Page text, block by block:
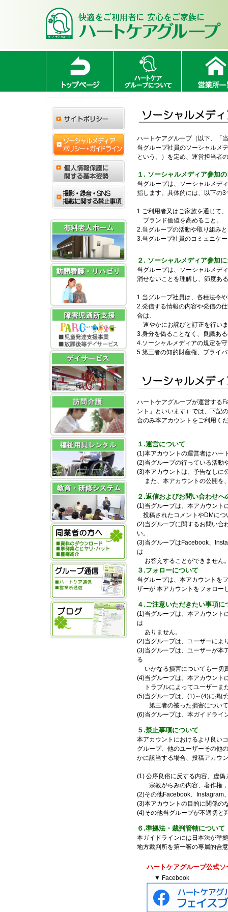
ハートケアグループ（以下、「
当グループ社員のソーシャルメ
という。）を定め、運営担当者
１. ソーシャルメディア参加
当グループは、ソーシャルメデ
指します。具体的には、以下の
1.ご利用者又はご家族を通じて
ブランド価値を高めること。
2.当グループの活動や取り組み
3.当グループ社員のコミュニケ
２. ソーシャルメディア参加
当グループは、ソーシャルメデ
消せないことを理解し、節度あ
1.当グループ社員は、各種法令
2.発信する情報の内容や発信の
合は、
速やかにお詫びと訂正を行い
3.身分を偽ることなく、良識あ
4.ソーシャルメディアの規定を
5.第三者の知的財産権、プライ
ハートケアグループが運営する
ント」といいます）では、下記
合のみ本アカウントをご利用く
１.運営について
(1)本アカウントの運営者はハー
(2)当グループの行っている活動
(3)本アカウントは、予告なしに
また、本アカウントの公開を
２.返信およびお問い合わせへ
(1)当グループは、本アカウント
投稿されたコメントやDMにつ
(2)当グループに関するお問い合
い。
(3)当グループはFacebook、
は
お答えすることができません
３.フォローについて
当グループは、本アカウントを
ザーが 本アカウントをフォロー
４.ご注意いただきたい事項に
(1)当グループは、本アカウント
は
ありません。
(2)当グループは、ユーザーによ
(3)当グループは、ユーザーが本
る
いかなる損害についても一切
(4)当グループは、本アカウント
トラブルによってユーザーま
(5)当グループは、(1)～(4)に掲
第三者の被った損害について
(6)当グループは、本ガイドライ
５.禁止事項について
本アカウントにおけるより良い
グループ、他のユーザーその他
かに該当する場合、投稿アカウ
(1) 公序良俗に反する内容、虚
宗教がらみの内容、著作権，
(2)その他Facebook、Instagram
(3)本アカウントの目的に関係の
(4)その他当グループが不適切と
６.準拠法・裁判管轄について
本ガイドラインには日本法が準
地方裁判所を第一審の専属的合
ハートケアグループ公式
▼ Facebook